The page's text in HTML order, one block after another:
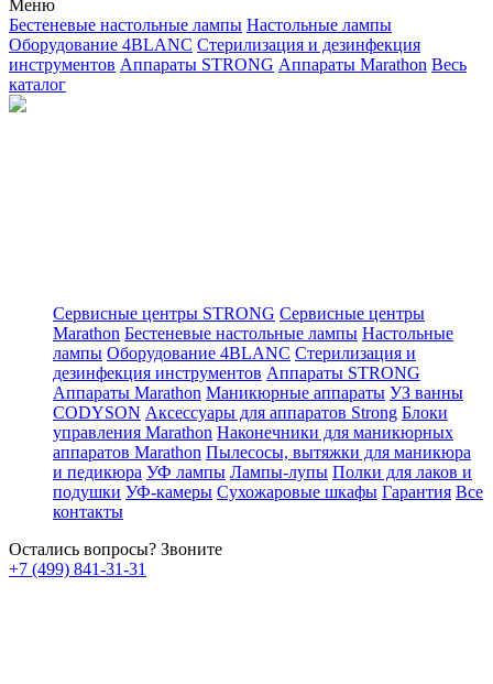
Меню
Бестеневые настольные лампы Настольные лампы
Оборудование 4BLANC Стерилизация и дезинфекция
инструментов Аппараты STRONG Аппараты Marathon Весь
каталог
Сервисные центры STRONG Сервисные центры
Marathon Бестеневые настольные лампы Настольные
лампы Оборудование 4BLANC Стерилизация и
дезинфекция инструментов Аппараты STRONG
Аппараты Marathon Маникюрные аппараты УЗ ванны
CODYSON Аксессуары для аппаратов Strong Блоки
управления Marathon Наконечники для маникюрных
аппаратов Marathon Пылесосы, вытяжки для маникюра
и педикюра УФ лампы Лампы-лупы Полки для лаков и
подушки УФ-камеры Сухожаровые шкафы Гарантия Все
контакты
Остались вопросы? Звоните
+7 (499) 841-31-31